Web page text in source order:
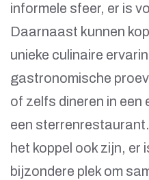
informele sfeer, er is
Daarnaast kunnen
unieke culinaire
gastronomische
of zelfs dineren in
een
het koppel ook zijn, er
bijzondere plek om